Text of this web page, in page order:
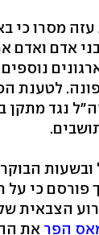
עזה מסרו כי
אדם ואדם
לטענת
נגד מתקן
כי על
הצבאית
הפר את